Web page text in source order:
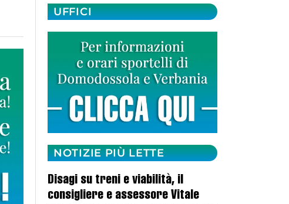
UFFICI
NOTIZIE PIÙ LETTE
Disagi su treni e viabilità, il
consigliere e assessore Vitale